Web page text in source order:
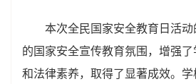
本次全民国家安全教育日活
的国家安全宣传教育氛围，增强
和法律素养，取得了显著成效。学